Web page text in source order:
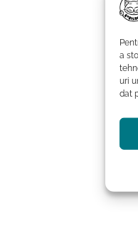
a
uri
dat